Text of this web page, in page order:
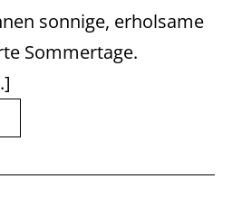
sonnige, erholsame
Sommertage.